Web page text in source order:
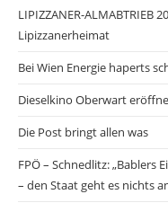
LIPIZZANER-ALMABTRIEB
Lipizzanerheimat
Bei Wien Energie haperts
Dieselkino Oberwart
Die Post bringt allen was
FPÖ – Schnedlitz: „Bablers
– den Staat geht es nichts